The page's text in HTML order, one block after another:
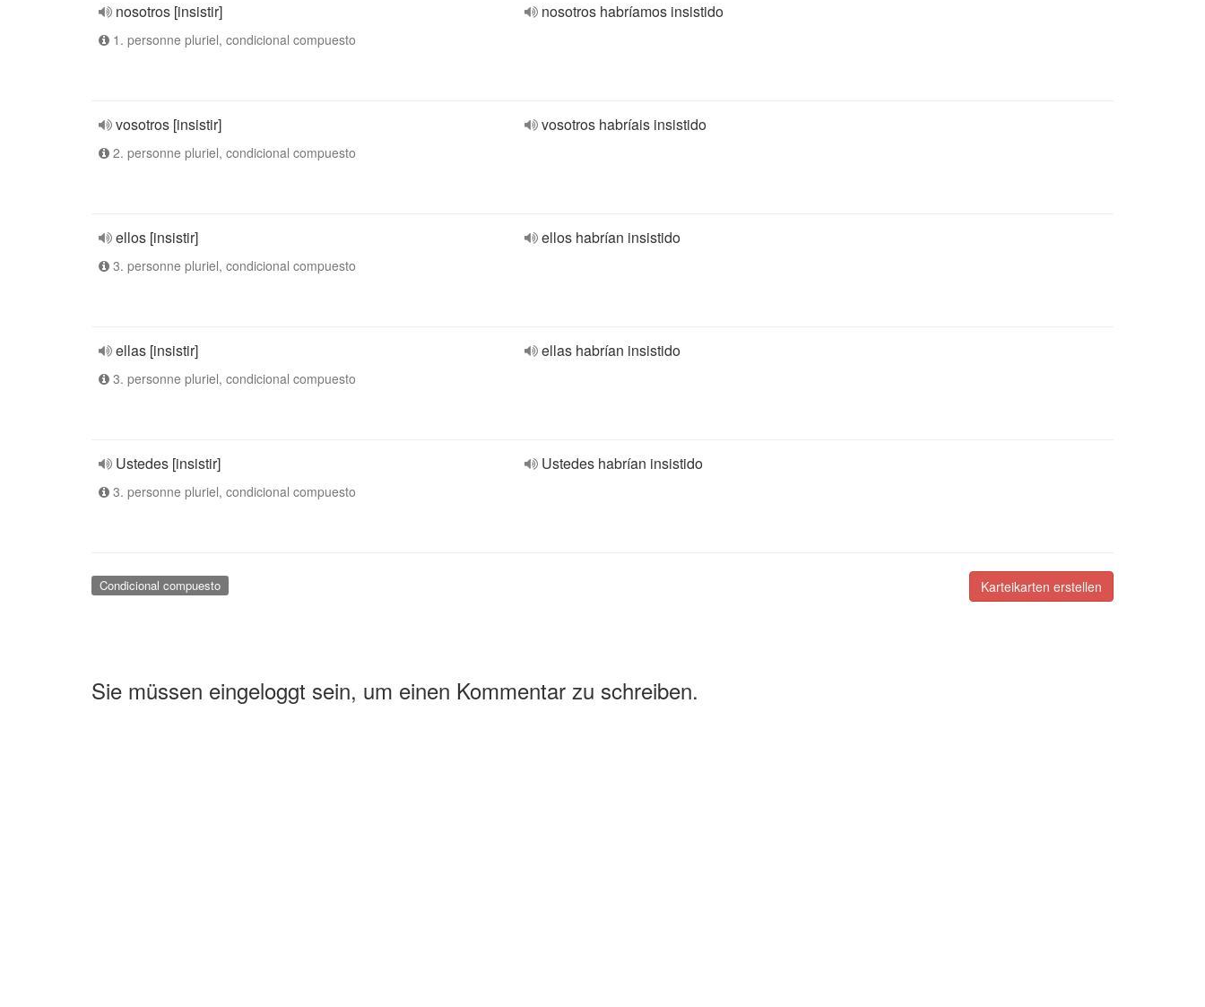
nosotros [insistir]
1. personne pluriel, condicional compuesto
nosotros habríamos insistido
vosotros [insistir]
2. personne pluriel, condicional compuesto
vosotros habríais insistido
ellos [insistir]
3. personne pluriel, condicional compuesto
ellos habrían insistido
ellas [insistir]
3. personne pluriel, condicional compuesto
ellas habrían insistido
Ustedes [insistir]
3. personne pluriel, condicional compuesto
Ustedes habrían insistido
Karteikarten erstellen
Condicional compuesto
Sie müssen eingeloggt sein, um einen Kommentar zu schreiben.